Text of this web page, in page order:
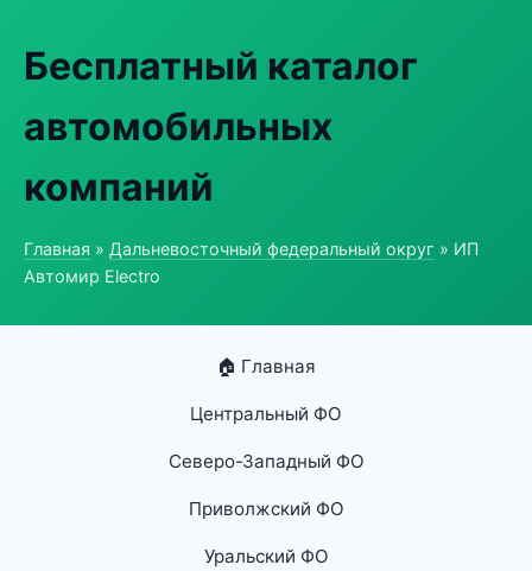
Бесплатный каталог
автомобильных
компаний
Главная » Дальневосточный федеральный округ » ИП
Автомир Electro
🏠 Главная
Центральный ФО
Северо-Западный ФО
Приволжский ФО
Уральский ФО